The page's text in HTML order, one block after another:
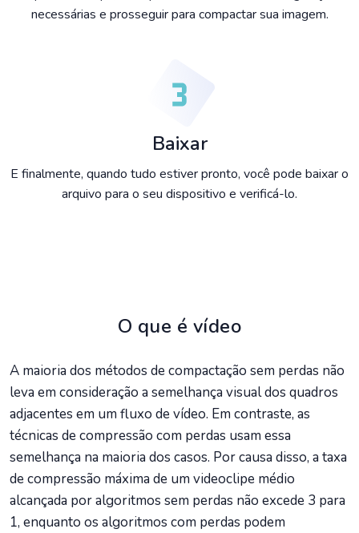
necessárias e prosseguir para compactar sua imagem.
Baixar
E finalmente, quando tudo estiver pronto, você pode baixar o
arquivo para o seu dispositivo e verificá-lo.
O que é vídeo
A maioria dos métodos de compactação sem perdas não
leva em consideração a semelhança visual dos quadros
adjacentes em um fluxo de vídeo. Em contraste, as
técnicas de compressão com perdas usam essa
semelhança na maioria dos casos. Por causa disso, a taxa
de compressão máxima de um videoclipe médio
alcançada por algoritmos sem perdas não excede 3 para
1, enquanto os algoritmos com perdas podem